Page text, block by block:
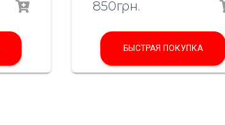
850грн.
БЫСТРАЯ ПОКУПКА